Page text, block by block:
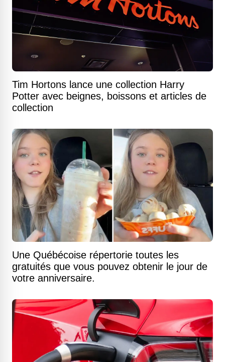
Tim Hortons lance une collection Harry
Potter avec beignes, boissons et articles de
collection
Une Québécoise répertorie toutes les
gratuités que vous pouvez obtenir le jour de
votre anniversaire.